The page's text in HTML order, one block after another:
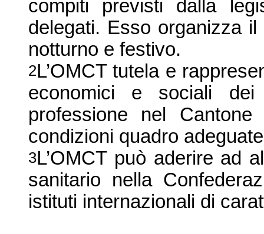
compiti previsti dalla
delegati. Esso organizza
notturno e festivo.
2L’OMCT tutela e
economici e sociali dei
professione nel
condizioni quadro
3L’OMCT può aderire ad
sanitario nella
istituti internazionali di